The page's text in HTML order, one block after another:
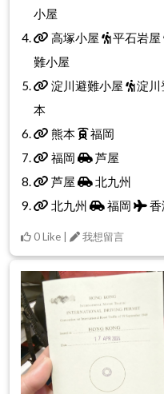
小屋
高塚小屋
平石岩屋
難小屋
淀川避難小屋
淀川
本
熊本
福岡
福岡
芦屋
芦屋
北九州
北九州
福岡 香
0 Like | 我想留言